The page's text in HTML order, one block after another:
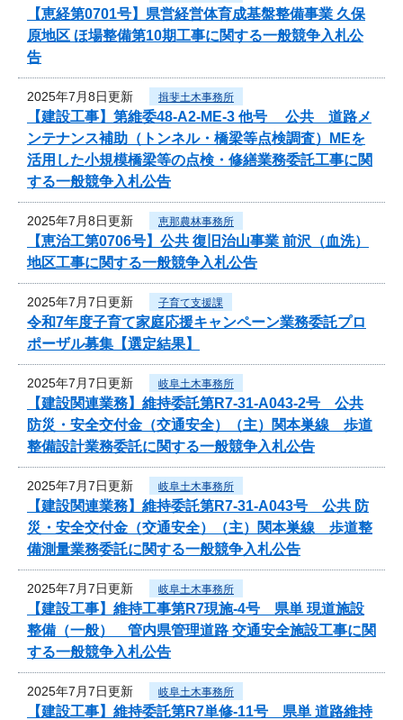
【恵経第0701号】県営経営体育成基盤整備事業 久保
原地区 ほ場整備第10期工事に関する一般競争入札公
告
2025年7月8日更新 揖斐土木事務所
【建設工事】第維委48-A2-ME-3 他号 公共 道路メ
ンテナンス補助（トンネル・橋梁等点検調査）MEを
活用した小規模橋梁等の点検・修繕業務委託工事に関
する一般競争入札公告
2025年7月8日更新 恵那農林事務所
【恵治工第0706号】公共 復旧治山事業 前沢（血洗）
地区工事に関する一般競争入札公告
2025年7月7日更新 子育て支援課
令和7年度子育て家庭応援キャンペーン業務委託プロ
ポーザル募集【選定結果】
2025年7月7日更新 岐阜土木事務所
【建設関連業務】維持委託第R7-31-A043-2号 公共
防災・安全交付金（交通安全）（主）関本巣線 歩道
整備設計業務委託に関する一般競争入札公告
2025年7月7日更新 岐阜土木事務所
【建設関連業務】維持委託第R7-31-A043号 公共 防
災・安全交付金（交通安全）（主）関本巣線 歩道整
備測量業務委託に関する一般競争入札公告
2025年7月7日更新 岐阜土木事務所
【建設工事】維持工事第R7現施-4号 県単 現道施設
整備（一般） 管内県管理道路 交通安全施設工事に関
する一般競争入札公告
2025年7月7日更新 岐阜土木事務所
【建設工事】維持委託第R7単修-11号 県単 道路維持